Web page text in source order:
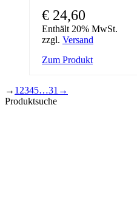
€ 24,60
Enthält 20% MwSt.
zzgl. Versand
Zum Produkt
→ 1 2345…31 →
Produktsuche